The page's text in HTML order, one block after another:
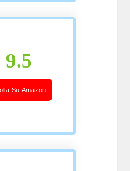
9.5
Su Amazon